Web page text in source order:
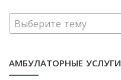
Выберите тему
АМБУЛАТОРНЫЕ УСЛУГИ